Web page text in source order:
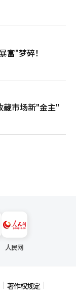
富"梦碎！
藏市场新"金主"
人民网
著作权规定